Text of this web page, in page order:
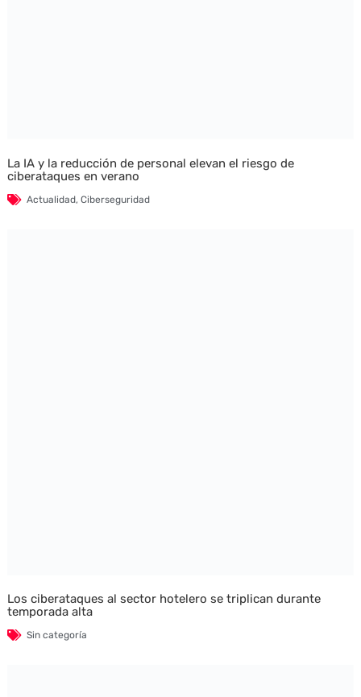
La IA y la reducción de personal elevan el riesgo de
ciberataques en verano
Actualidad, Ciberseguridad
Los ciberataques al sector hotelero se triplican durante
temporada alta
Sin categoría